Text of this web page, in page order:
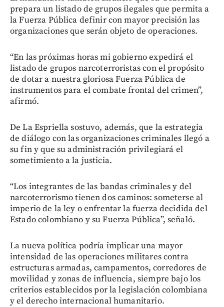
prepara un listado de grupos ilegales que permita a
la Fuerza Pública definir con mayor precisión las
organizaciones que serán objeto de operaciones.
“En las próximas horas mi gobierno expedirá el
listado de grupos narcoterroristas con el propósito
de dotar a nuestra gloriosa Fuerza Pública de
instrumentos para el combate frontal del crimen”,
afirmó.
De La Espriella sostuvo, además, que la estrategia
de diálogo con las organizaciones criminales llegó a
su fin y que su administración privilegiará el
sometimiento a la justicia.
“Los integrantes de las bandas criminales y del
narcoterrorismo tienen dos caminos: someterse al
imperio de la ley o enfrentar la fuerza decidida del
Estado colombiano y su Fuerza Pública”, señaló.
La nueva política podría implicar una mayor
intensidad de las operaciones militares contra
estructuras armadas, campamentos, corredores de
movilidad y zonas de influencia, siempre bajo los
criterios establecidos por la legislación colombiana
y el derecho internacional humanitario.